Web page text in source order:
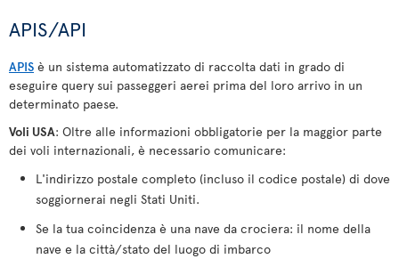
APIS/API
APIS è un sistema automatizzato di raccolta dati in grado di
eseguire query sui passeggeri aerei prima del loro arrivo in un
determinato paese.
Voli USA: Oltre alle informazioni obbligatorie per la maggior parte
dei voli internazionali, è necessario comunicare:
L'indirizzo postale completo (incluso il codice postale) di dove
soggiornerai negli Stati Uniti.
Se la tua coincidenza è una nave da crociera: il nome della
nave e la città/stato del luogo di imbarco